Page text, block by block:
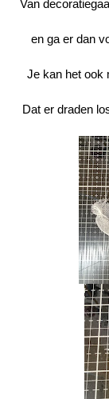
Van
en ga er dan
Je kan het ook
Dat er draden